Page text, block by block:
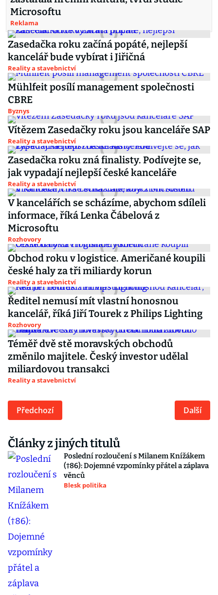
Microsoftu
Reklama
Zasedačka roku začíná popáté, nejlepší
kancelář bude vybírat i Jiřičná
Reality a stavebnictví
Mühlfeit posílí management společnosti
CBRE
Byznys
Vítězem Zasedačky roku jsou kanceláře SAP
Reality a stavebnictví
Zasedačka roku zná finalisty. Podívejte se,
jak vypadají nejlepší české kanceláře
Reality a stavebnictví
V kancelářích se scházíme, abychom sdíleli
informace, říká Lenka Čábelová z
Microsoftu
Rozhovory
Obchod roku v logistice. Američané koupili
české haly za tři miliardy korun
Reality a stavebnictví
Ředitel nemusí mít vlastní honosnou
kancelář, říká Jiří Tourek z Philips Lighting
Rozhovory
Téměř dvě stě moravských obchodů
změnilo majitele. Český investor udělal
miliardovou transakci
Reality a stavebnictví
Předchozí Další
Články z jiných titulů
Poslední rozloučení s Milanem Knížákem
(†86): Dojemné vzpomínky přátel a záplava
věnců
Blesk politika